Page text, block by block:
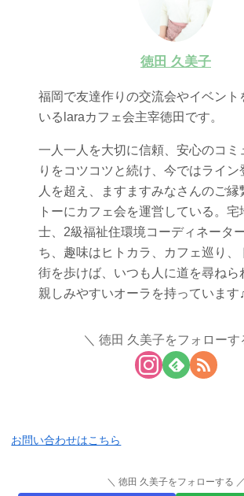
徳田 久美子
福岡で友達作りの交流会やイベント
いるlaraカフェ会主宰徳田です。
一人一人を大切に信頼、安心のコミ
りをコツコツと続け、今ではライン
人を超え、ますますみなさんのご縁
トーにカフェ会を運営している。宅
士、2級福祉住環境コーディネータ
ち、趣味はヒトカラ、カフェ巡り、
街を歩けば、いつも人に道を尋ねら
親しみやすいオーラを持っています
徳田 久美子をフォローす
お問い合わせはこちら
徳田 久美子をフォローする